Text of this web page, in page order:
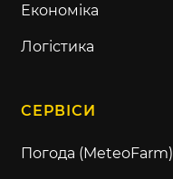
Економіка
Логістика
СЕРВІСИ
Погода (MeteoFarm)